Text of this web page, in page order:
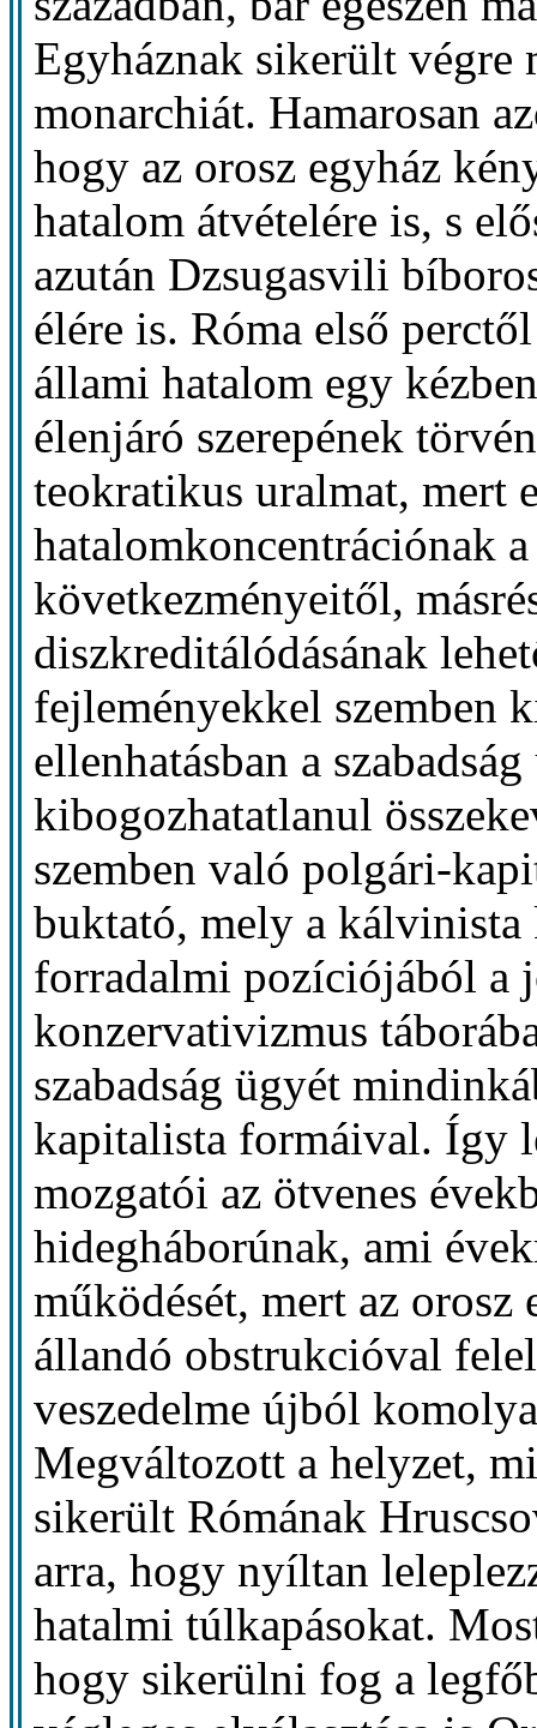
Egyháznak sikerült végre
monarchiát. Hamarosan
hogy az orosz egyház
hatalom átvételére is, s
azután Dzsugasvili
élére is. Róma első
állami hatalom egy
élenjáró szerepének
teokratikus uralmat, mert
hatalomkoncentrációnak
következményeitől,
diszkreditálódásának
fejleményekkel szemben
ellenhatásban a
kibogozhatatlanul
szemben való polgári-
buktató, mely a
forradalmi pozíciójából a
konzervativizmus
szabadság ügyét
kapitalista formáival. Így
mozgatói az ötvenes
hidegháborúnak, ami
működését, mert az orosz
állandó obstrukcióval
veszedelme újból
Megváltozott a helyzet,
sikerült Rómának
arra, hogy nyíltan
hatalmi túlkapásokat.
hogy sikerülni fog a